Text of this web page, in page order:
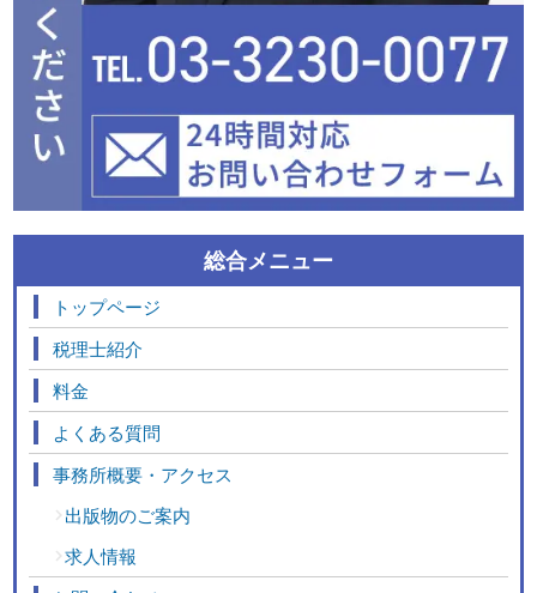
総合メニュー
トップページ
税理士紹介
料金
よくある質問
事務所概要・アクセス
出版物のご案内
求人情報